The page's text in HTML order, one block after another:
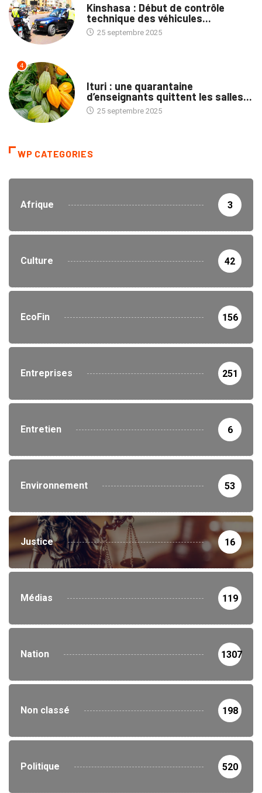
Kinshasa : Début de contrôle
technique des véhicules...
25 septembre 2025
4
Ituri : une quarantaine
d’enseignants quittent les salles...
25 septembre 2025
WP CATEGORIES
Afrique 3
Culture 42
EcoFin 156
Entreprises 251
Entretien 6
Environnement 53
Justice 16
Médias 119
Nation 1307
Non classé 198
Politique 520